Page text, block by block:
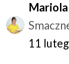
11